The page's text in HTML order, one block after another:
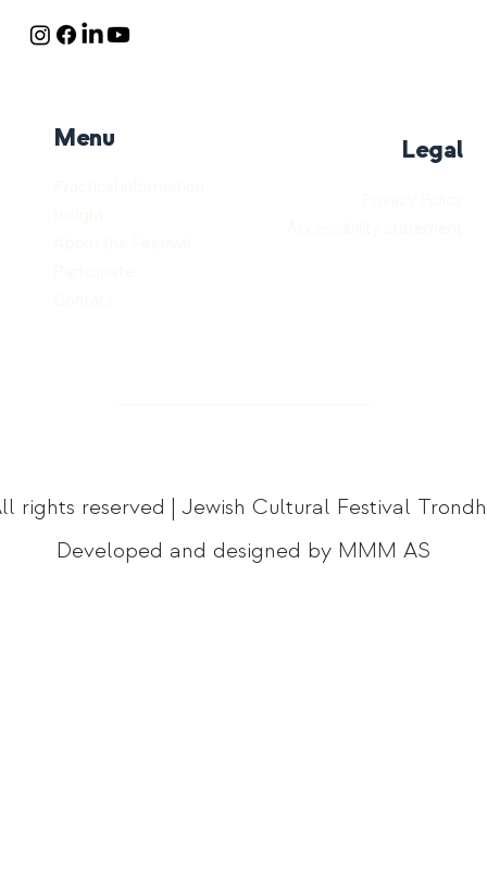
Menu Legal
rights reserved | Jewish Cultural Festival
Developed and designed by MMM AS